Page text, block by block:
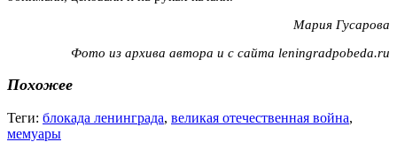
Мария Гусарова
Фото из архива автора и с сайта leningradpobeda.ru
Похожее
Теги: блокада ленинграда, великая отечественная война,
мемуары